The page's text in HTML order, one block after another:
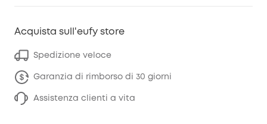
Acquista sull'eufy store
Spedizione veloce
Garanzia di rimborso di 30 giorni
Assistenza clienti a vita